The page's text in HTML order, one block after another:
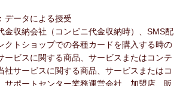
データによる授受
金収納会社（コンビニ代金収納時）、SMS配
クトショップでの各種カードを購入する時の
ービスに関する商品、サービスまたはコンテ
社サービスに関する商品、サービスまたはコ
サポートセンター業務運営会社、加盟店、販